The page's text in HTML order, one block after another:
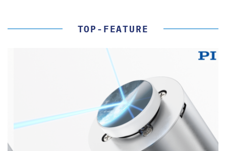
TOP-FEATURE